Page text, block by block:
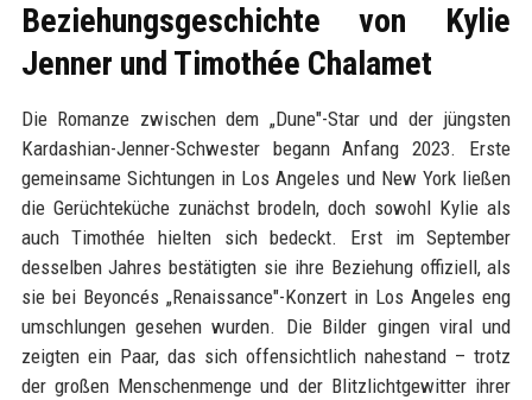
Beziehungsgeschichte von Kylie
Jenner und Timothée Chalamet
Die Romanze zwischen dem „Dune"-Star und der jüngsten
Kardashian-Jenner-Schwester begann Anfang 2023. Erste
gemeinsame Sichtungen in Los Angeles und New York ließen
die Gerüchteküche zunächst brodeln, doch sowohl Kylie als
auch Timothée hielten sich bedeckt. Erst im September
desselben Jahres bestätigten sie ihre Beziehung offiziell, als
sie bei Beyoncés „Renaissance"-Konzert in Los Angeles eng
umschlungen gesehen wurden. Die Bilder gingen viral und
zeigten ein Paar, das sich offensichtlich nahestand – trotz
der großen Menschenmenge und der Blitzlichtgewitter ihrer